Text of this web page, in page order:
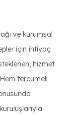
ve kurumsal
için ihtiyaç
hizmet
tercümeli